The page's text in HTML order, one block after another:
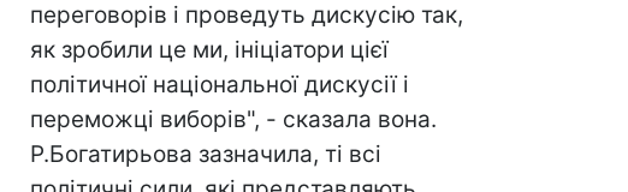
переговорів і проведуть дискусію так,
як зробили це ми, ініціатори цієї
політичної національної дискусії і
переможці виборів", - сказала вона.
Р.Богатирьова зазначила, ті всі